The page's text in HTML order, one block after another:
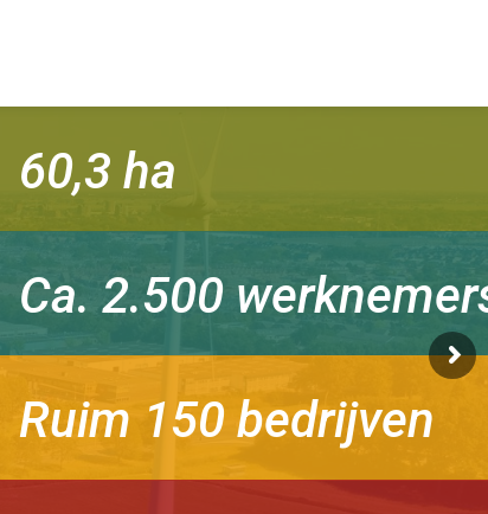
60,3 ha
Ca. 2.500
Ruim 150 bedrijven